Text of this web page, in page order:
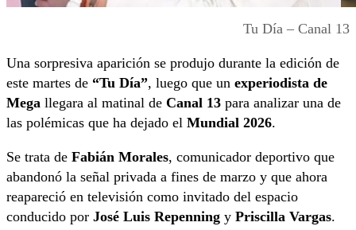
Tu Día – Canal 13
Una sorpresiva aparición se produjo durante la edición de
este martes de “Tu Día”, luego que un experiodista de
Mega llegara al matinal de Canal 13 para analizar una de
las polémicas que ha dejado el Mundial 2026.
Se trata de Fabián Morales, comunicador deportivo que
abandonó la señal privada a fines de marzo y que ahora
reapareció en televisión como invitado del espacio
conducido por José Luis Repenning y Priscilla Vargas.